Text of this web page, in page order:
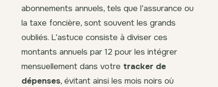
abonnements annuels, tels que l’assurance ou
la taxe foncière, sont souvent les grands
oubliés. L’astuce consiste à diviser ces
montants annuels par 12 pour les intégrer
mensuellement dans votre tracker de
dépenses, évitant ainsi les mois noirs où